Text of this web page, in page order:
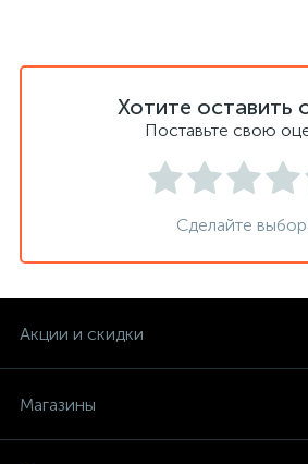
Хотите оставить
Поставьте свою
Сделайте
Акции и скидки
Магазины